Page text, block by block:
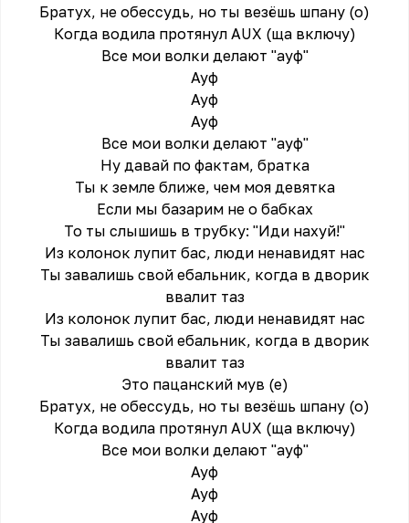
Братух, не обессудь, но ты везёшь шпану (о)
Когда водила протянул AUX (ща включу)
Все мои волки делают "ауф"
Ауф
Ауф
Ауф
Все мои волки делают "ауф"
Ну давай по фактам, братка
Ты к земле ближе, чем моя девятка
Если мы базарим не о бабках
То ты слышишь в трубку: "Иди нахуй!"
Из колонок лупит бас, люди ненавидят нас
Ты завалишь свой ебальник, когда в дворик
ввалит таз
Из колонок лупит бас, люди ненавидят нас
Ты завалишь свой ебальник, когда в дворик
ввалит таз
Это пацанский мув (е)
Братух, не обессудь, но ты везёшь шпану (о)
Когда водила протянул AUX (ща включу)
Все мои волки делают "ауф"
Ауф
Ауф
Ауф